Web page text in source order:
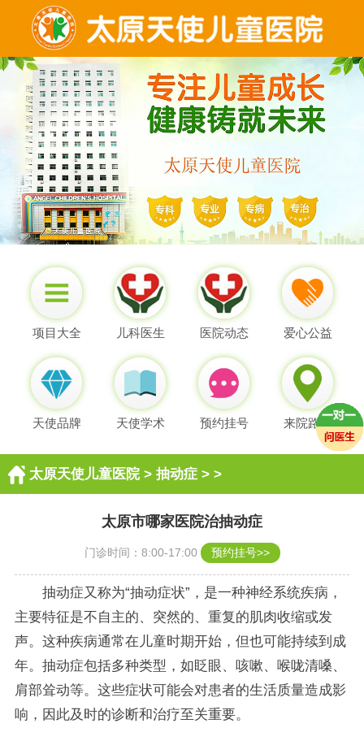
项目大全 儿科医生 医院动态 爱心公益
天使品牌 天使学术 预约挂号 来院路线
太原天使儿童医院> 抽动症> >
太原市哪家医院治抽动症
门诊时间：8:00-17:00 预约挂号>>
抽动症又称为“抽动症状”，是一种神经系统疾病，
主要特征是不自主的、突然的、重复的肌肉收缩或发
声。这种疾病通常在儿童时期开始，但也可能持续到成
年。抽动症包括多种类型，如眨眼、咳嗽、喉咙清嗓、
肩部耸动等。这些症状可能会对患者的生活质量造成影
响，因此及时的诊断和治疗至关重要。